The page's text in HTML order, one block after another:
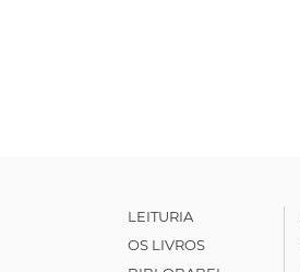
LEITURIA
OS LIVROS